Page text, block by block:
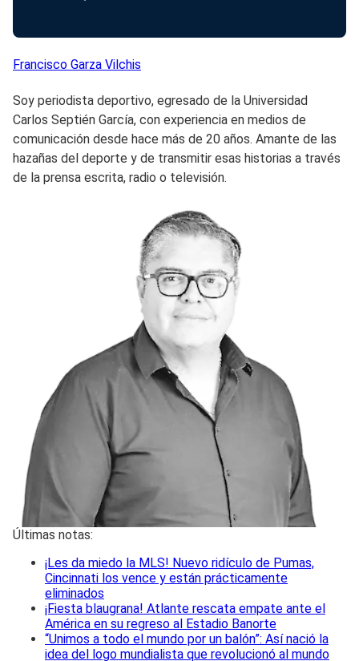
Francisco Garza Vilchis
Soy periodista deportivo, egresado de la Universidad
Carlos Septién García, con experiencia en medios de
comunicación desde hace más de 20 años. Amante de las
hazañas del deporte y de transmitir esas historias a través
de la prensa escrita, radio o televisión.
Últimas notas:
¡Les da miedo la MLS! Nuevo ridículo de Pumas,
Cincinnati los vence y están prácticamente
eliminados
¡Fiesta blaugrana! Atlante rescata empate ante el
América en su regreso al Estadio Banorte
“Unimos a todo el mundo por un balón”: Así nació la
idea del logo mundialista que revolucionó al mundo